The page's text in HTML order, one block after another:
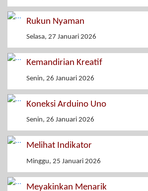
Rukun Nyaman
Selasa, 27 Januari 2026
Kemandirian Kreatif
Senin, 26 Januari 2026
Koneksi Arduino Uno
Senin, 26 Januari 2026
Melihat Indikator
Minggu, 25 Januari 2026
Meyakinkan Menarik